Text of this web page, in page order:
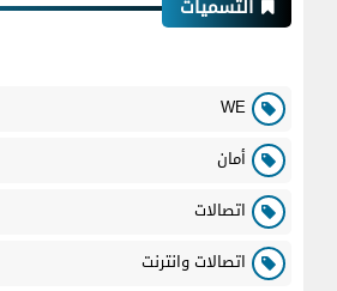
التسميات
WE
أمان
اتصالات
اتصالات وانترنت